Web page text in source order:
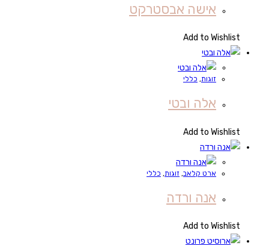
אישה אבסטרקט
Add to Wishlist
זוגות, כללי
אלה ובטי
Add to Wishlist
ארט קלאב, זוגות, כללי
אנה ורדה
Add to Wishlist